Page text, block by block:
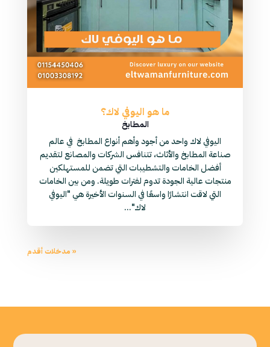
ما هو اليوفي لاك؟
المطابخ
اليوفي لاك واحد من أجود وأهم أنواع المطابخ في عالم
صناعة المطابخ والأثاث، تتنافس الشركات والمصانع لتقديم
أفضل الخامات والتشطيبات التي تضمن للمستهلكين
منتجات عالية الجودة تدوم لفترات طويلة. ومن بين الخامات
التي لاقت انتشارًا واسعًا في السنوات الأخيرة هي "اليوفي
لاك"...
« مدخلات أقدم